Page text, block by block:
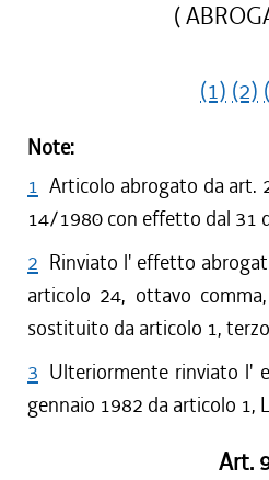
(
(1) (2)
Note:
1 Articolo abrogato da art.
14/1980 con effetto dal 31
2 Rinviato l' effetto
articolo 24, ottavo
sostituito da articolo 1,
3 Ulteriormente rinviato l'
gennaio 1982 da articolo 1,
Art.